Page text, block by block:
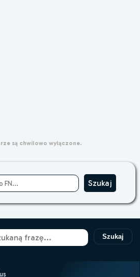
są chwilowo wyłączone.
Szukaj